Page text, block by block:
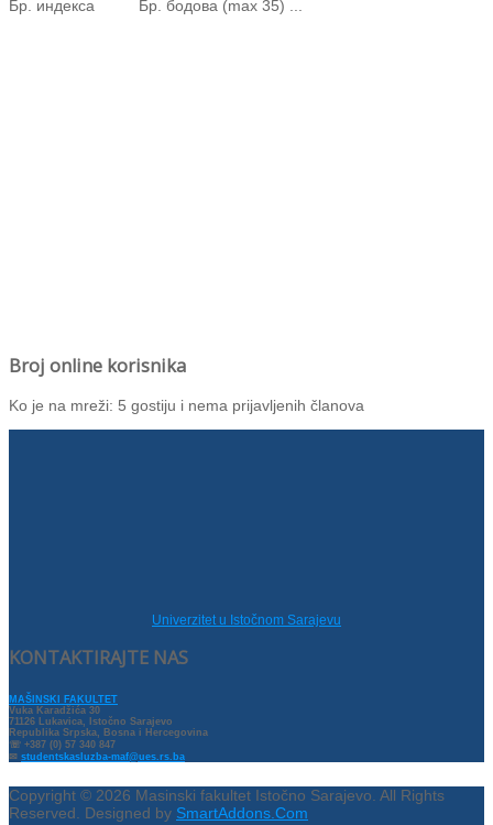
Бр. индекса Бр. бодова (max 35) ...
Broj online korisnika
Ko je na mreži: 5 gostiju i nema prijavljenih članova
Univerzitet u Istočnom Sarajevu
KONTAKTIRAJTE NAS
MAŠINSKI FAKULTET
Vuka Karadžića 30
71126 Lukavica, Istočno Sarajevo
Republika Srpska, Bosna i Hercegovina
☏ +387 (0) 57 340 847
✉ studentskasluzba-maf@ues.rs.ba
Copyright © 2026 Masinski fakultet Istočno Sarajevo. All Rights
Reserved. Designed by SmartAddons.Com